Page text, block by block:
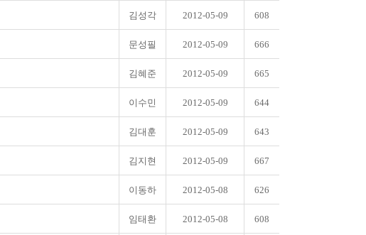
김성각 2012-05-09 608
문성필 2012-05-09 666
김혜준 2012-05-09 665
이수민 2012-05-09 644
김대훈 2012-05-09 643
김지현 2012-05-09 667
이동하 2012-05-08 626
임태환 2012-05-08 608